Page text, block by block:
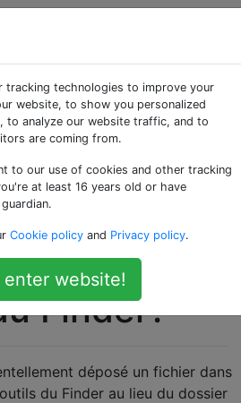
supprimer
de
de fichier
de la barre
Finder?
déposé un fichier dans
du Finder au lieu du dossier
tracking technologies to improve your
website, to show you personalized
to analyze our website traffic, and to
are coming from.
to our use of cookies and other tracking
at least 16 years old or have
Cookie policy and Privacy policy.
enter website!